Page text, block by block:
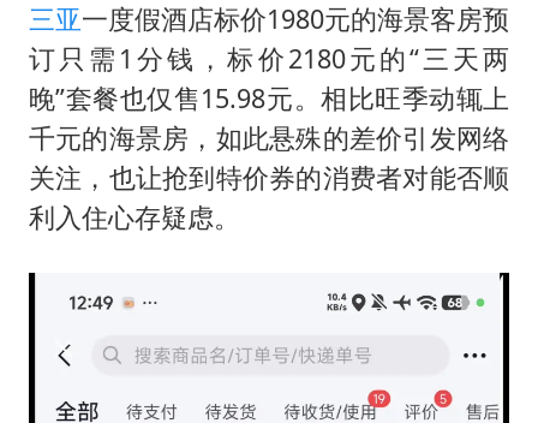
笔试第一被劝弃考涉事副校长被撤职
《龙餐馆》 冲奖
构建更高水平的全民健身公共服务体系
男子被沙蜇蜇伤5小时后呼吸困难
三亚一度假酒店标价1980元的海景客房预
订只需1分钱，标价2180元的“三天两
晚”套餐也仅售15.98元。相比旺季动辄上
千元的海景房，如此悬殊的差价引发网络
关注，也让抢到特价券的消费者对能否顺
利入住心存疑虑。